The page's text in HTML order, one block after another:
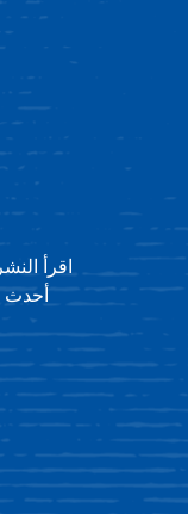
اقرأ
أحدث